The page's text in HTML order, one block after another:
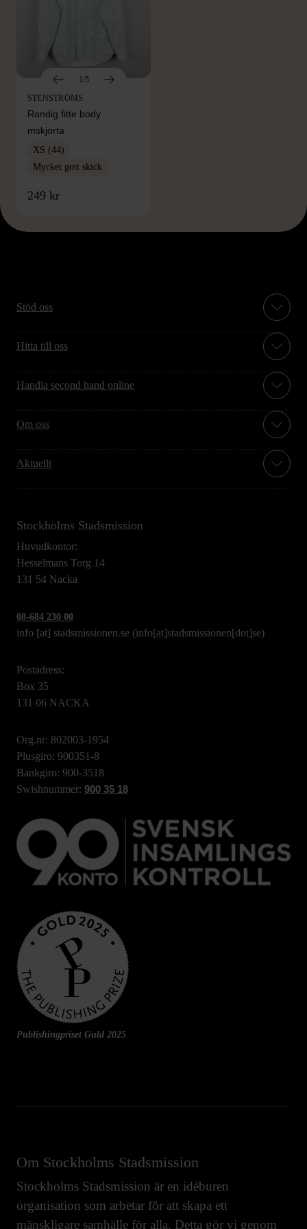
1/5
STENSTRÖMS
Randig fitte body
mskjorta
XS (44)
Mycket gott skick
249 kr
Stöd oss
Hitta till oss
Handla second hand online
Om oss
Aktuellt
Stockholms Stadsmission
Huvudkontor:
Hesselmans Torg 14
131 54 Nacka
08-684 230 00
info [at] stadsmissionen.se (info[at]stadsmissionen[dot]se)
Postadress:
Box 35
131 06 NACKA
Org.nr: 802003-1954
Plusgiro: 900351-8
Bankgiro: 900-3518
Swishnummer: 900 35 18
Publishingpriset Guld 2025
Om Stockholms Stadsmission
Stockholms Stadsmission är en idéburen
organisation som arbetar för att skapa ett
mänskligare samhälle för alla. Detta gör vi genom